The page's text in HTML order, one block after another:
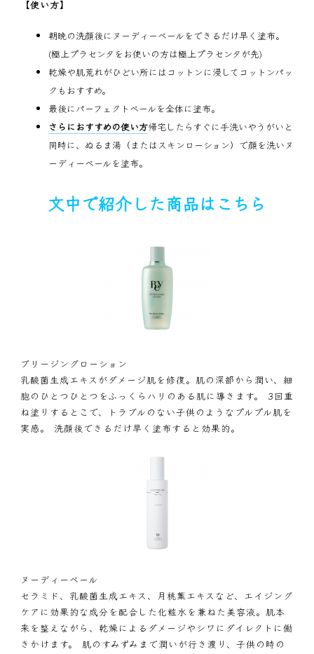
【使い方】
朝晩の洗顔後にヌーディーベールをできるだけ早く塗布。
(極上プラセンタをお使いの方は極上プラセンタが先)
乾燥や肌荒れがひどい所にはコットンに浸してコットンパッ
クもおすすめ。
最後にパーフェクトベールを全体に塗布。
さらにおすすめの使い方帰宅したらすぐに手洗いやうがいと
同時に、ぬるま湯（またはスキンローション）で顔を洗いヌ
ーディーベールを塗布。
文中で紹介した商品はこちら
ブリージングローション
乳酸菌生成エキスがダメージ肌を修復。肌の深部から潤い、細
胞のひとつひとつをふっくらハリのある肌に導きます。 3回重
ね塗りするとこで、トラブルのない子供のようなプルプル肌を
実感。 洗顔後できるだけ早く塗布すると効果的。
ヌーディーベール
セラミド、乳酸菌生成エキス、月桃葉エキスなど、エイジング
ケアに効果的な成分を配合した化粧水を兼ねた美容液。肌本
来を整えながら、乾燥によるダメージやシワにダイレクトに働
きかけます。 肌のすみずみまで潤いが行き渡り、子供の時の